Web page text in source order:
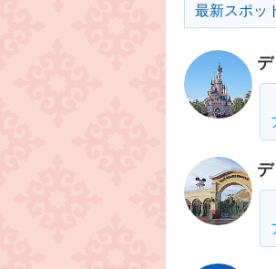
最新スポッ